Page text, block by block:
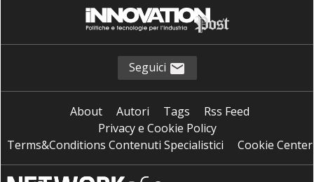
Seguici
About Autori Tags
Rss Feed
Privacy e Cookie Policy
Terms&Conditions Contenuti Specialistici
Cookie Center